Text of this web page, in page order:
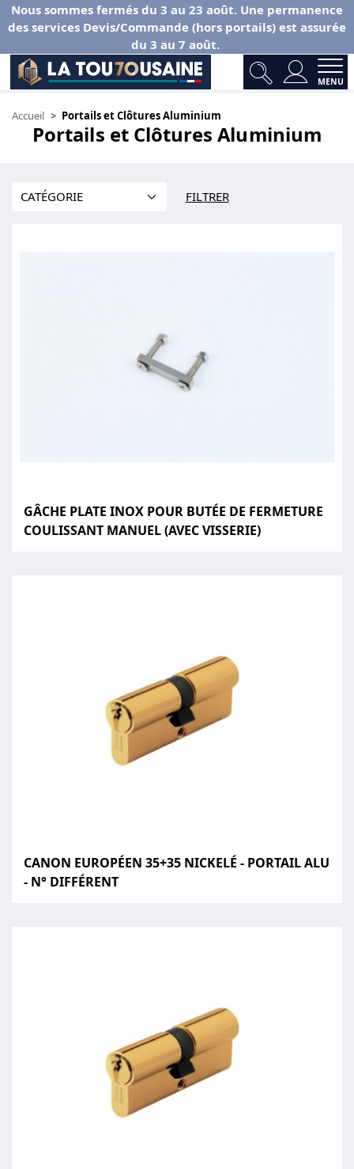
Nous sommes fermés du 3 au 23 août. Une permanence
des services Devis/Commande (hors portails) est assurée
du 3 au 7 août.
MENU
Accueil Portails et Clôtures Aluminium
Portails et Clôtures Aluminium
FILTRER
GÂCHE PLATE INOX POUR BUTÉE DE FERMETURE
COULISSANT MANUEL (AVEC VISSERIE)
CANON EUROPÉEN 35+35 NICKELÉ - PORTAIL ALU
- N° DIFFÉRENT